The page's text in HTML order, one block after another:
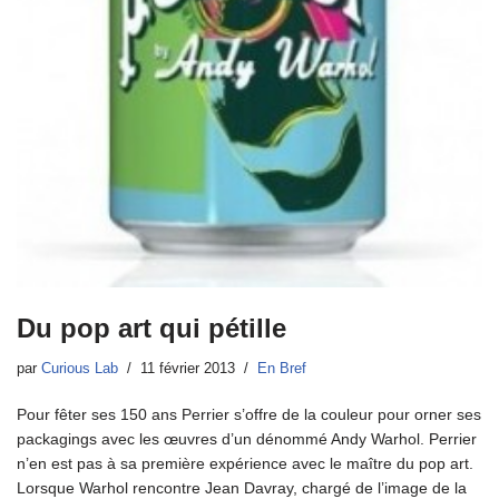
Du pop art qui pétille
par Curious Lab 11 février 2013 En Bref
Pour fêter ses 150 ans Perrier s’offre de la couleur pour orner ses
packagings avec les œuvres d’un dénommé Andy Warhol. Perrier
n’en est pas à sa première expérience avec le maître du pop art.
Lorsque Warhol rencontre Jean Davray, chargé de l’image de la